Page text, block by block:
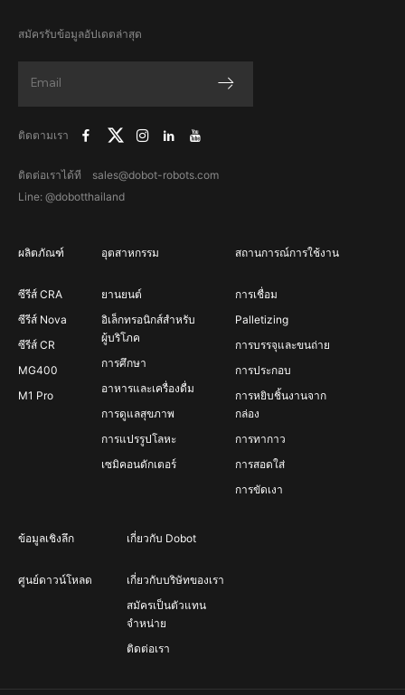
สมัครรับข้อมูลอัปเดตล่าสุด
ติดตามเรา
ติดต่อเราได้ที sales@dobot-robots.com
Line: @dobotthailand
ผลิตภัณฑ์
ซีรีส์ CRA
ซีรีส์ Nova
ซีรีส์ CR
MG400
M1 Pro
อุตสาหกรรม
ยานยนต์
อิเล็กทรอนิกส์สำหรับ
ผู้บริโภค
การศึกษา
อาหารและเครื่องดื่ม
การดูแลสุขภาพ
การแปรรูปโลหะ
เซมิคอนดักเตอร์
สถานการณ์การใช้งาน
การเชื่อม
Palletizing
การบรรจุและขนถ่าย
การประกอบ
การหยิบชิ้นงานจาก
กล่อง
การทากาว
การสอดใส่
การขัดเงา
ข้อมูลเชิงลึก
ศูนย์ดาวน์โหลด
เกี่ยวกับ Dobot
เกี่ยวกับบริษัทของเรา
สมัครเป็นตัวแทน
จำหน่าย
ติดต่อเรา